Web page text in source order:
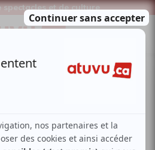
spectacles et de culture